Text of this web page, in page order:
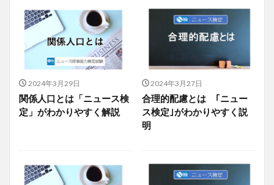
2024年3月29日
関係人口とは「ニュース検
定」がわかりやすく解説
2024年3月27日
合理的配慮とは ｢ニュー
ス検定｣がわかりやすく説
明